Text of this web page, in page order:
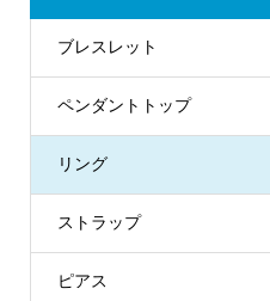
ブレスレット
ペンダントトップ
リング
ストラップ
ピアス